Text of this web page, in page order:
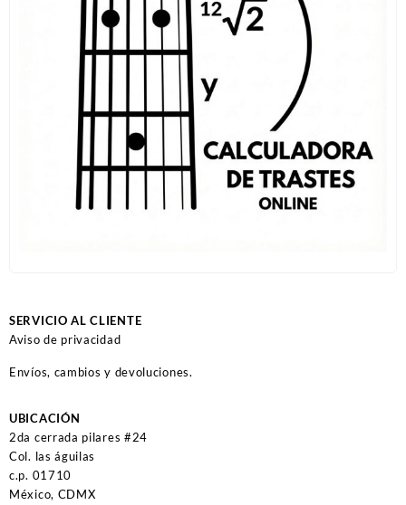
SERVICIO AL CLIENTE
Aviso de privacidad
Envíos, cambios y devoluciones.
UBICACIÓN
2da cerrada pilares #24
Col. las águilas
c.p. 01710
México, CDMX